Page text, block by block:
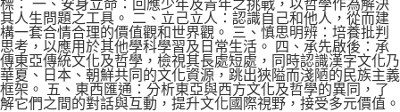
標： 一、安身立命：回應少年及青年之挑戰，以哲學作為解決
其人生問題之工具。 二、立己立人：認識自己和他人，從而建
構一套合情合理的價值觀和世界觀。 三、慎思明辨：培養批判
思考，以應用於其他學科學習及日常生活。 四、承先啟後：承
傳東亞傳統文化及哲學，檢視其長處短處，同時認識漢字文化乃
華夏、日本、朝鮮共同的文化資源，跳出狹隘而淺陋的民族主義
框架。 五、東西匯通：分析東亞與西方文化及哲學的異同，了
解它們之間的對話與互動，提升文化國際視野，接受多元價值。